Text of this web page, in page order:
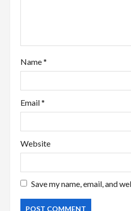
o
n
Name*
Email*
Website
Save my name, email, and